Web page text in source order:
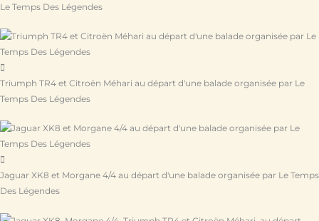
Le Temps Des Légendes
Triumph TR4 et Citroën Méhari au départ d'une balade organisée par Le
Temps Des Légendes
Jaguar XK8 et Morgane 4/4 au départ d'une balade organisée par Le Temps
Des Légendes